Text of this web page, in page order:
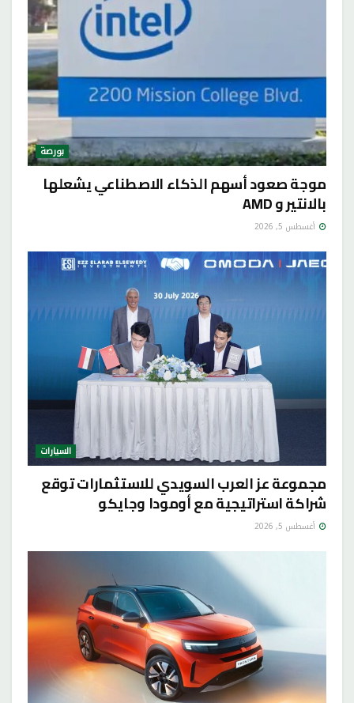
بورصة
موجة صعود أسهم الذكاء الاصطناعي يشعلها
بالانتير و AMD
أغسطس 5, 2026
السيارات
مجموعة عز العرب السويدي للاستثمارات توقع
شراكة استراتيجية مع أومودا وجايكو
أغسطس 5, 2026